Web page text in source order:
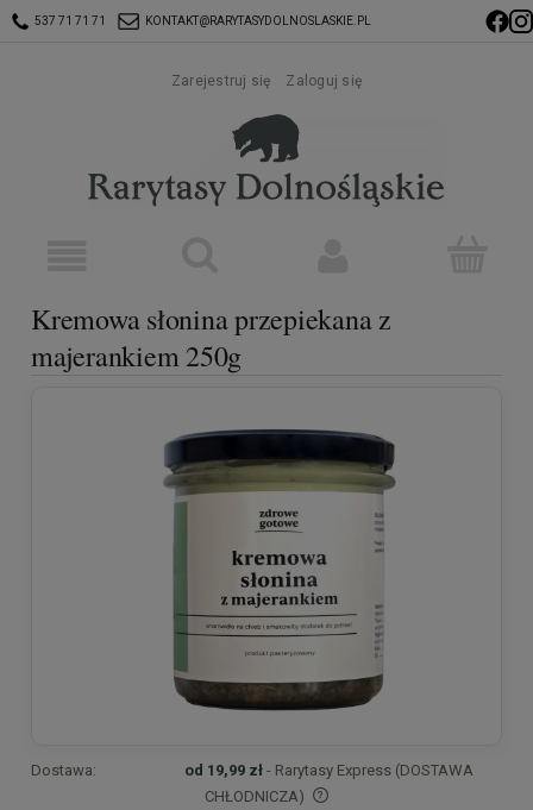
537 71 71 71 KONTAKT@RARYTASYDOLNOSLASKIE.PL
Zarejestruj się Zaloguj się
Kremowa słonina przepiekana z
majerankiem 250g
Dostawa: od 19,99 zł - Rarytasy Express (DOSTAWA
CHŁODNICZA)